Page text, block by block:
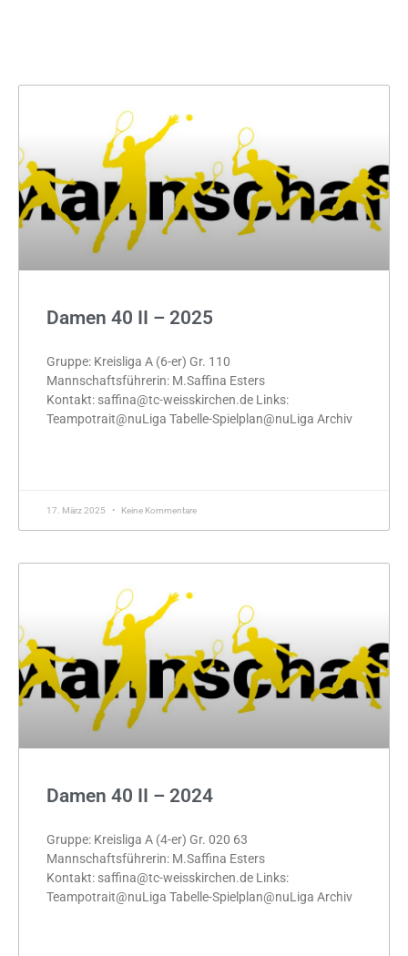
Damen 40 II – 2025
Gruppe: Kreisliga A (6-er) Gr. 110
Mannschaftsführerin: M.Saffina Esters
Kontakt: saffina@tc-weisskirchen.de Links:
Teampotrait@nuLiga Tabelle-Spielplan@nuLiga Archiv
17. März 2025 Keine Kommentare
Damen 40 II – 2024
Gruppe: Kreisliga A (4-er) Gr. 020 63
Mannschaftsführerin: M.Saffina Esters
Kontakt: saffina@tc-weisskirchen.de Links:
Teampotrait@nuLiga Tabelle-Spielplan@nuLiga Archiv